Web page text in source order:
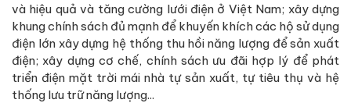
và hiệu quả và tăng cường lưới điện ở Việt Nam; xây dựng
khung chính sách đủ mạnh để khuyến khích các hộ sử dụng
điện lớn xây dựng hệ thống thu hồi năng lượng để sản xuất
điện; xây dựng cơ chế, chính sách ưu đãi hợp lý để phát
triển điện mặt trời mái nhà tự sản xuất, tự tiêu thụ và hệ
thống lưu trữ năng lượng...